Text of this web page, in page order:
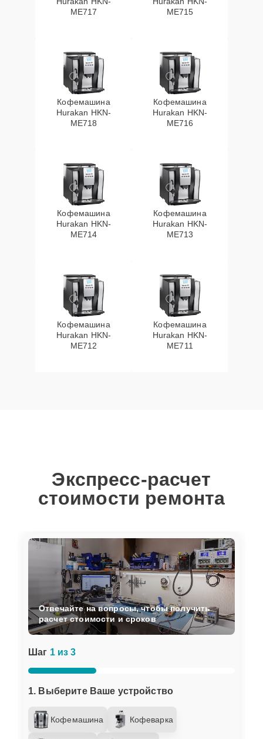
ME717
ME715
Кофемашина
Hurakan HKN-
ME718
Кофемашина
Hurakan HKN-
ME716
Кофемашина
Hurakan HKN-
ME714
Кофемашина
Hurakan HKN-
ME713
Кофемашина
Hurakan HKN-
ME712
Кофемашина
Hurakan HKN-
ME711
Экспресс-расчет
стоимости ремонта
Шаг 1 из 3
1. Выберите Ваше устройство
Кофемашина Кофеварка
Отвечайте на вопросы, чтобы получить
расчет стоимости и сроков